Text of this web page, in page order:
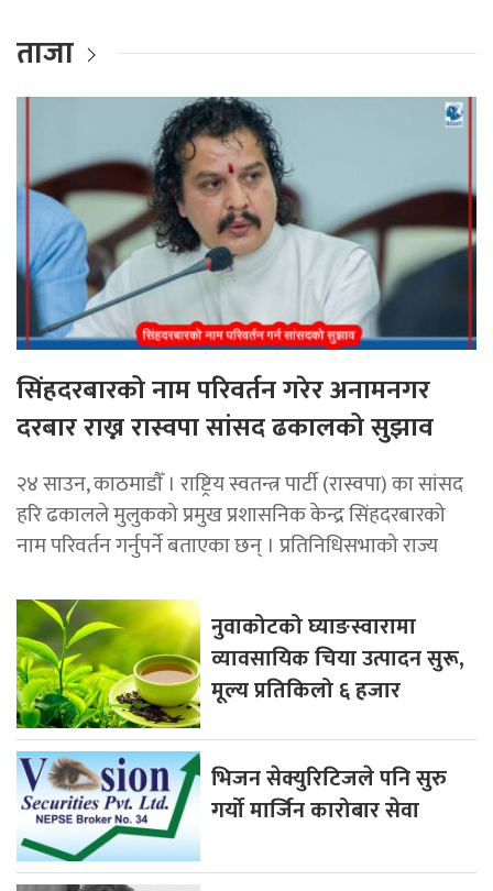
ताजा
सिंहदरबारको नाम परिवर्तन गरेर अनामनगर
दरबार राख्न रास्वपा सांसद ढकालको सुझाव
२४ साउन, काठमाडाैँ । राष्ट्रिय स्वतन्त्र पार्टी (रास्वपा) का सांसद
हरि ढकालले मुलुकको प्रमुख प्रशासनिक केन्द्र सिंहदरबारको
नाम परिवर्तन गर्नुपर्ने बताएका छन् । प्रतिनिधिसभाको राज्य
नुवाकोटको घ्याङस्वारामा
व्यावसायिक चिया उत्पादन सुरू,
मूल्य प्रतिकिलो ६ हजार
भिजन सेक्युरिटिजले पनि सुरु
गर्यो मार्जिन कारोबार सेवा